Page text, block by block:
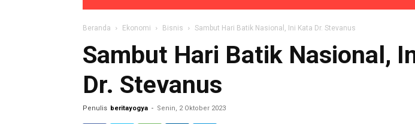
Beranda Ekonomi Bisnis Sambut Hari Batik Nasional, Ini Kata Dr. Stevanus
Sambut Hari Batik Nasional,
Dr. Stevanus
Penulis beritayogya - Senin, 2 Oktober 2023